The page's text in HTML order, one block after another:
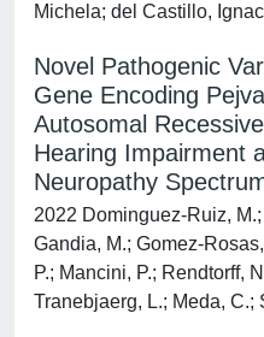
Michela; del Castillo,
Novel Pathogenic
Gene Encoding
Autosomal
Hearing Impairment
Neuropathy
2022 Dominguez-Ruiz,
Gandia, M.; Gomez-
P.; Mancini, P.; Rendtorff,
Tranebjaerg, L.; Meda,